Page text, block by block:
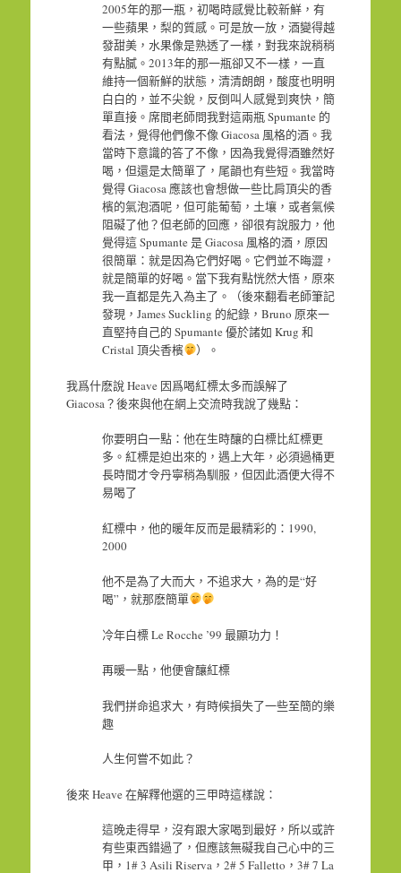
2005年的那一瓶，初喝時感覺比較新鮮，有
一些蘋果，梨的質感。可是放一放，酒變得越
發甜美，水果像是熟透了一樣，對我來說稍稍
有點膩。2013年的那一瓶卻又不一樣，一直
維持一個新鮮的狀態，清清朗朗，酸度也明明
白白的，並不尖銳，反倒叫人感覺到爽快，簡
單直接。席間老師問我對這兩瓶 Spumante 的
看法，覺得他們像不像 Giacosa 風格的酒。我
當時下意識的答了不像，因為我覺得酒雖然好
喝，但還是太簡單了，尾韻也有些短。我當時
覺得 Giacosa 應該也會想做一些比肩頂尖的香
檳的氣泡酒呢，但可能葡萄，土壤，或者氣候
阻礙了他？但老師的回應，卻很有說服力，他
覺得這 Spumante 是 Giacosa 風格的酒，原因
很簡單：就是因為它們好喝。它們並不晦澀，
就是簡單的好喝。當下我有點恍然大悟，原來
我一直都是先入為主了。（後來翻看老師筆記
發現，James Suckling 的紀錄，Bruno 原來一
直堅持自己的 Spumante 優於諸如 Krug 和
Cristal 頂尖香檳
）。
我爲什麽說 Heave 因爲喝紅標太多而誤解了
Giacosa？後來與他在網上交流時我說了幾點：
你要明白一點：他在生時釀的白標比紅標更
多。紅標是迫出來的，遇上大年，必須過桶更
長時間才令丹寧稍為馴服，但因此酒便大得不
易喝了
紅標中，他的暖年反而是最精彩的：1990,
2000
他不是為了大而大，不追求大，為的是“好
喝”，就那麽簡單
冷年白標 Le Rocche ’99 最顯功力！
再暖一點，他便會釀紅標
我們拼命追求大，有時候損失了一些至簡的樂
趣
人生何嘗不如此？
後來 Heave 在解釋他選的三甲時這樣說：
這晚走得早，沒有跟大家喝到最好，所以或許
有些東西錯過了，但應該無礙我自己心中的三
甲，1# 3 Asili Riserva，2# 5 Falletto，3# 7 La